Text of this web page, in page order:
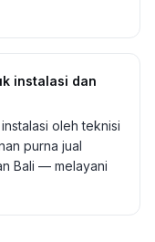
instalasi dan
oleh teknisi
purna jual
Bali — melayani